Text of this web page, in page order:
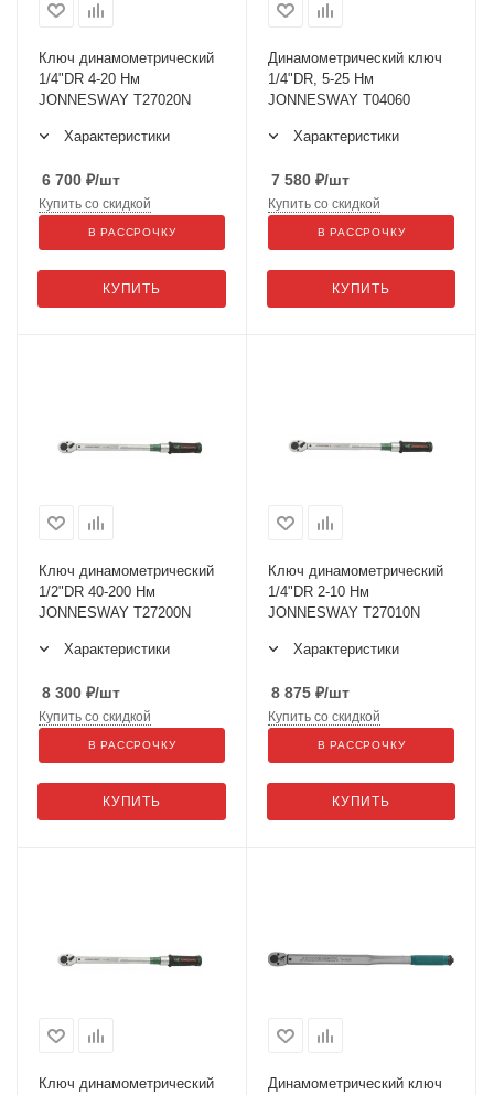
Ключ динамометрический
1/4"DR 4-20 Нм
JONNESWAY T27020N
Характеристики
6 700 ₽/шт
КУПИТЬ
Купить со скидкой
В РАССРОЧКУ
Динамометрический ключ
1/4"DR, 5-25 Нм
JONNESWAY T04060
Характеристики
7 580 ₽/шт
КУПИТЬ
Купить со скидкой
В РАССРОЧКУ
Ключ динамометрический
1/2"DR 40-200 Нм
JONNESWAY T27200N
Характеристики
8 300 ₽/шт
КУПИТЬ
Купить со скидкой
В РАССРОЧКУ
Ключ динамометрический
1/4"DR 2-10 Нм
JONNESWAY T27010N
Характеристики
8 875 ₽/шт
КУПИТЬ
Купить со скидкой
В РАССРОЧКУ
Ключ динамометрический
Динамометрический ключ